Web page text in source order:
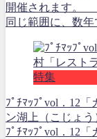
開催されます。
同じ範囲に、数
特集
ﾌﾟﾁﾏｯﾌﾟvol．12
ン湖上（こじょう
ﾌﾟﾁﾏｯﾌﾟvol．12